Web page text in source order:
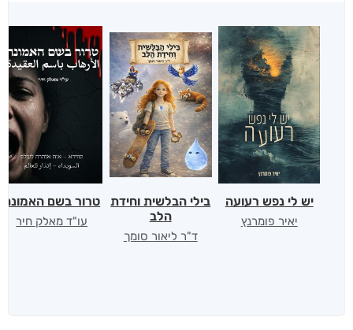
יש לי נפש רעועה
יאיר פומרנץ
בילי הבלשית וחידת
הלב
ד"ר ליאור סומך
טרור בשם האמונה
עו"ד מאלק חיר